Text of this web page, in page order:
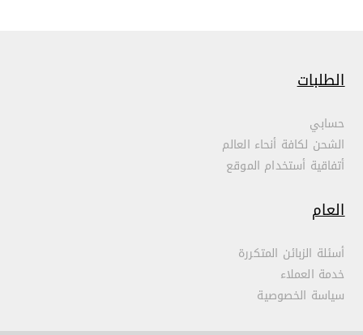
الطلبات
حسابي
الشحن لكافة أنحاء العالم
أتفاقية أستخدام الموقع
العام
أسئلة الزبائن المتكررة
خدمة العملاء
سياسة الخصوصية